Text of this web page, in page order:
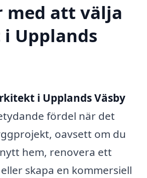
med att välja
Upplands
i Upplands Väsby
fördel när det
oavsett om du
hem, renovera ett
skapa en kommersiell